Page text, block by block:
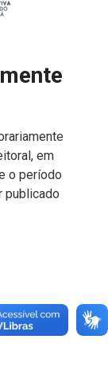
em
o período
publicado